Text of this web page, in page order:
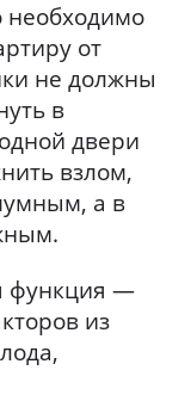
необходимо
от
не должны
в
двери
взлом,
а в
функция —
из